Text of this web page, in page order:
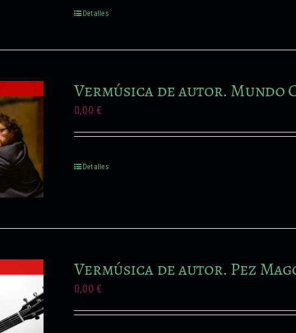
Detalles
Vermúsica de autor. Mundo
0,00 €
Detalles
Vermúsica de autor. Pez
0,00 €